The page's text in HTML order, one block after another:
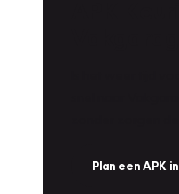
Plan een APK in